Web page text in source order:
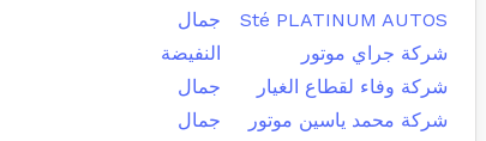
Sté PLATINUM AUTOS
جمال
شركة جراي موتور
النفيضة
شركة وفاء لقطاع الغيار
جمال
شركة محمد ياسين موتور
جمال